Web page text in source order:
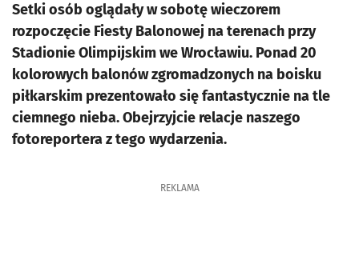
Setki osób oglądały w sobotę wieczorem
rozpoczęcie Fiesty Balonowej na terenach przy
Stadionie Olimpijskim we Wrocławiu. Ponad 20
kolorowych balonów zgromadzonych na boisku
piłkarskim prezentowało się fantastycznie na tle
ciemnego nieba. Obejrzyjcie relacje naszego
fotoreportera z tego wydarzenia.
REKLAMA